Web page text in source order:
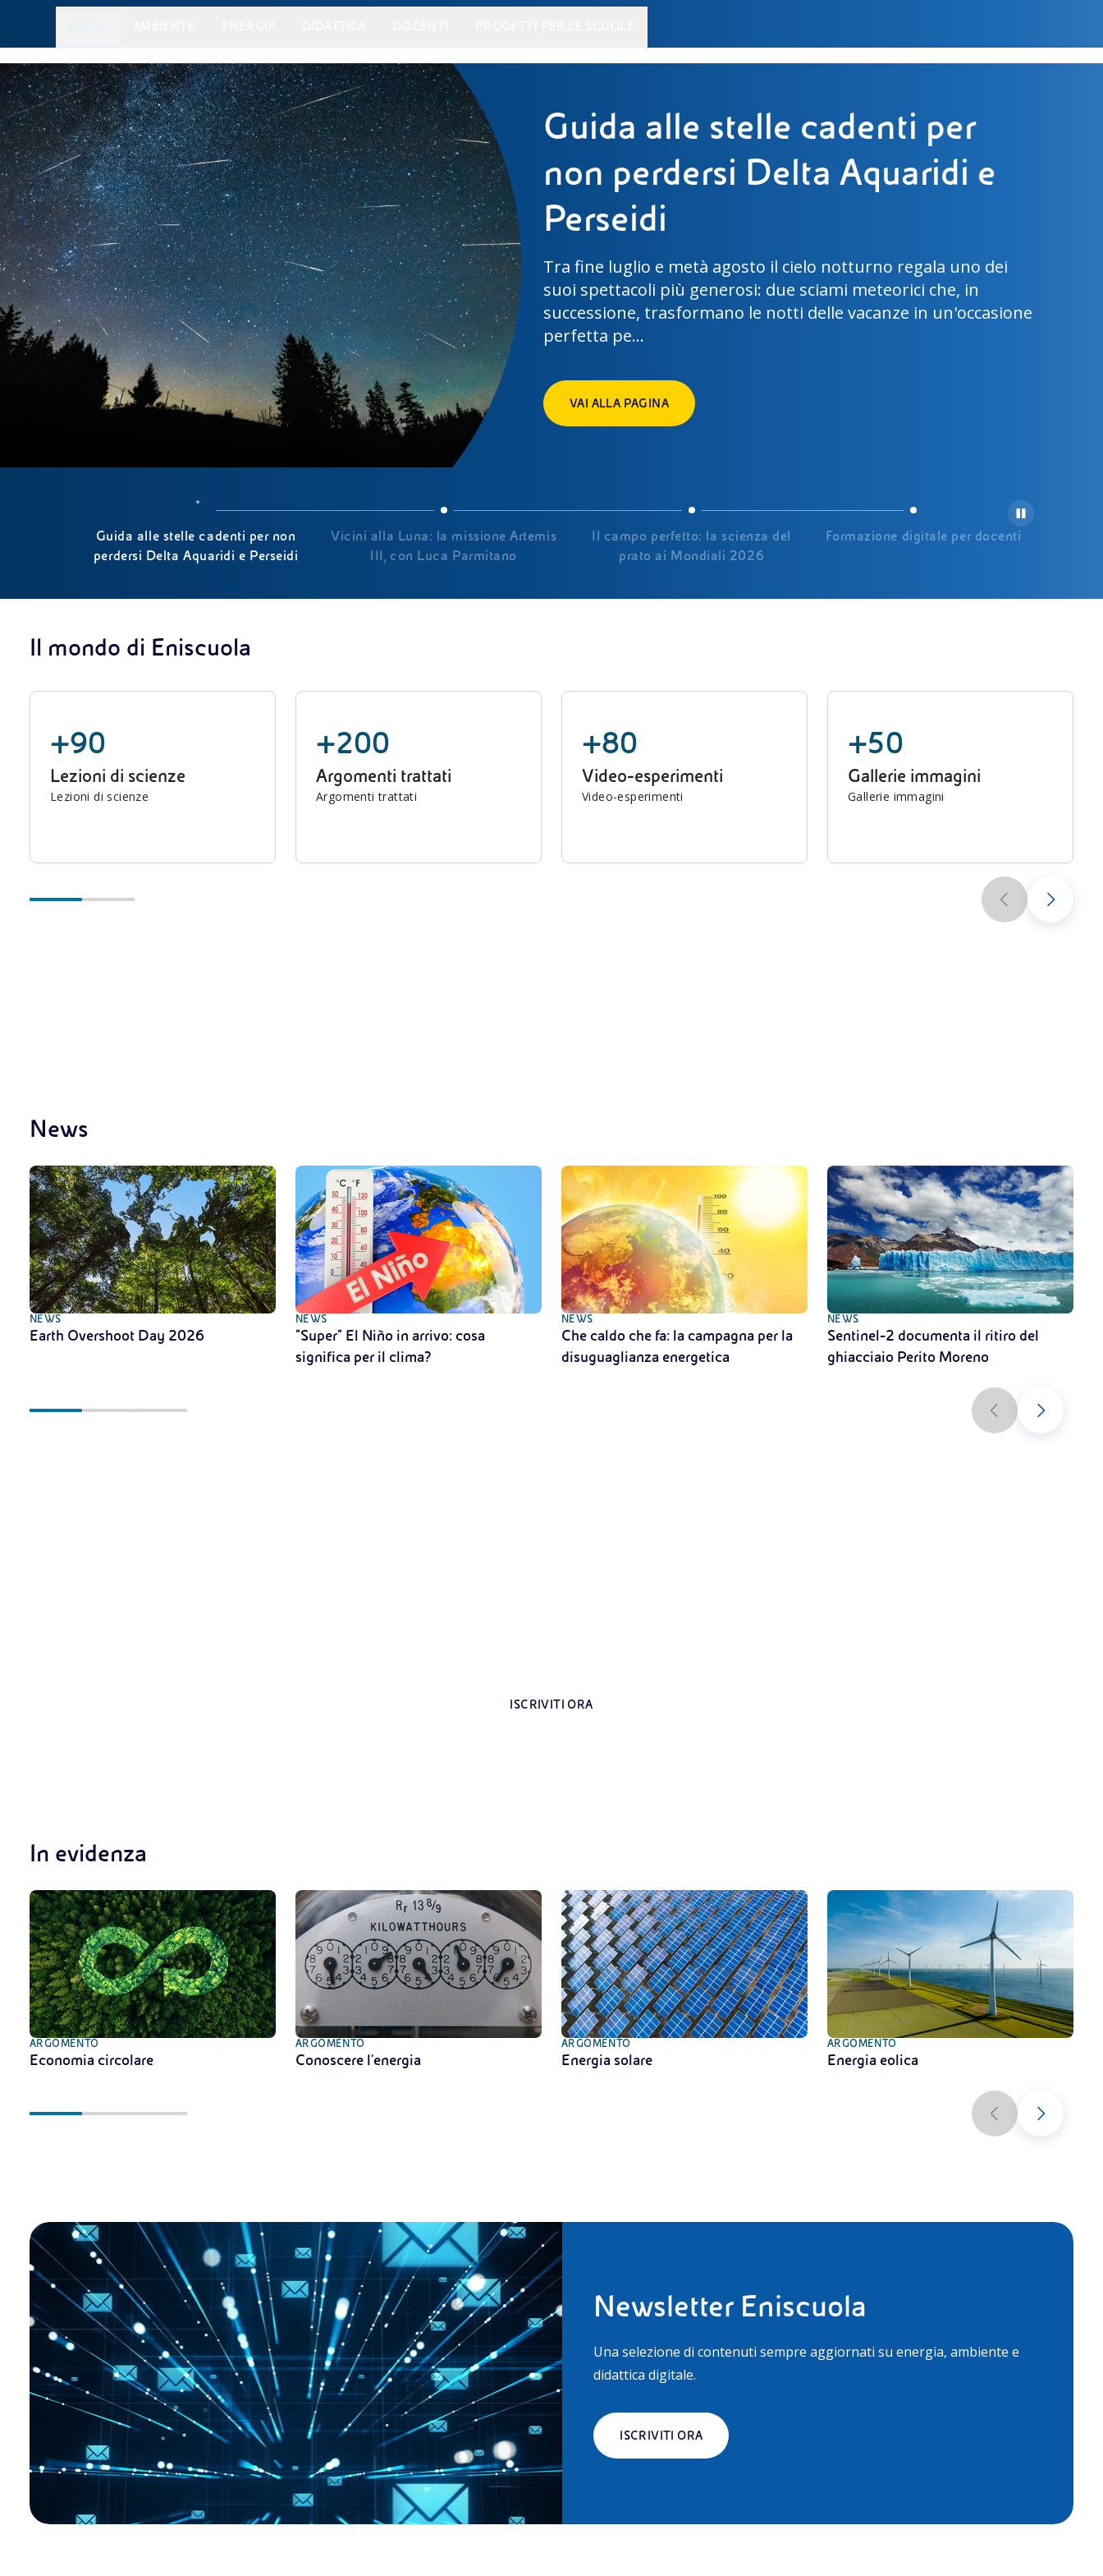
Vicini alla Luna: la missione
Artemis III, con Luca Parmitano
I 4 astronauti di Artemis III si preparano per la missione
spaziale che nel 2027 compirà uno dei passi più importanti
nella storia dell'esplorazione umana dello spazio.
Guida alle stelle cadenti per non
perdersi Delta Aquaridi e Perseidi
Vicini alla Luna: la missione Artemis
III, con Luca Parmitano
Il campo perfetto: la scienza del
prato ai Mondiali 2026
Formazione digitale per docenti
Il mondo di Eniscuola
+90
Lezioni di scienze
Lezioni di scienze
+200
Argomenti trattati
Argomenti trattati
+80
Video-esperimenti
Video-esperimenti
+50
Gallerie immagini
Gallerie immagini
News
NEWS
Earth Overshoot Day 2026
NEWS
"Super" El Niño in arrivo: cosa
significa per il clima?
NEWS
Che caldo che fa: la campagna per la
disuguaglianza energetica
NEWS
Sentinel-2 documenta il ritiro del
ghiacciaio Perito Moreno
ISCRIVITI ORA
In evidenza
ARGOMENTO
Economia circolare
ARGOMENTO
Conoscere l'energia
ARGOMENTO
Energia solare
ARGOMENTO
Energia eolica
Newsletter Eniscuola
Una selezione di contenuti sempre aggiornati su energia, ambiente e
didattica digitale.
ISCRIVITI ORA